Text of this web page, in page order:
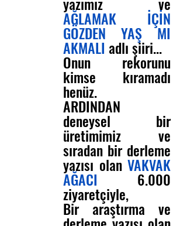
AĞLAMAK İÇİN
GÖZDEN YAŞ MI
AKMALI adlı şiiri...
Onun rekorunu
kimse kıramadı
henüz.
ARDINDAN
deneysel bir
üretimimiz ve
sıradan bir derleme
yazısı olan VAKVAK
AĞACI 6.000
ziyaretçiyle,
Bir araştırma ve